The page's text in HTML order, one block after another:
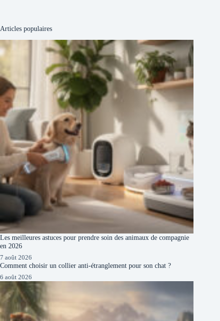
Articles populaires
Les meilleures astuces pour prendre soin des animaux de compagnie
en 2026
7 août 2026
Comment choisir un collier anti-étranglement pour son chat ?
6 août 2026